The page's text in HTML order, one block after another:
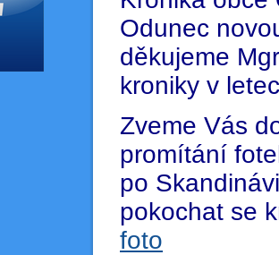
Odunec
děkujeme
kroniky v
Zveme Vás
promítání
po
pokochat se
foto